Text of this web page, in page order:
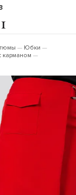
Юбки
карманом